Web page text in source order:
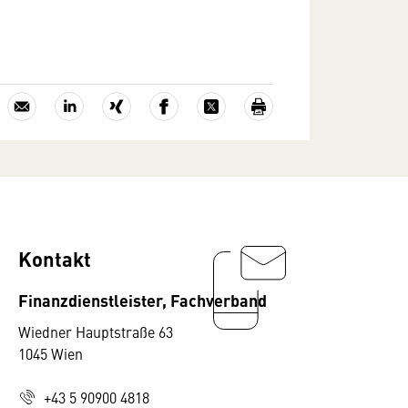
Kontakt
Finanzdienstleister, Fachverband
Wiedner Hauptstraße 63
1045 Wien
+43 5 90900 4818